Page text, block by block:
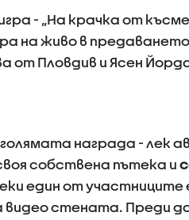
- „На крачка от
на живо в
от Пловдив и Ясен
голямата награда - лек
собствена пътека и
един от участниците
видео стената. Преди